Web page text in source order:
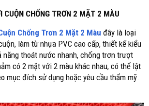
CUỘN CHỐNG TRƠN 2 MẶT 2 MÀU
Chống Trơn 2 Mặt 2 Màu đây là loại
làm từ nhựa PVC cao cấp, thiết kế kiểu
năng thoát nước nhanh, chống trơn trượt
có 2 mặt với 2 màu khác nhau, có thể lật
mục đích sử dụng hoặc yêu cầu thẩm mỹ.